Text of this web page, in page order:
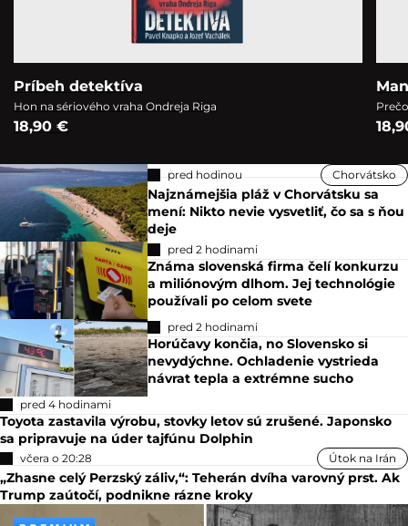
Príbeh detektíva
Hon na sériového vraha Ondreja Riga
18,90 €
pred hodinou Chorvátsko
Najznámejšia pláž v Chorvátsku sa
mení: Nikto nevie vysvetliť, čo sa s ňou
deje
pred 2 hodinami
Známa slovenská firma čelí konkurzu
a miliónovým dlhom. Jej technológie
používali po celom svete
pred 2 hodinami
Horúčavy končia, no Slovensko si
nevydýchne. Ochladenie vystrieda
návrat tepla a extrémne sucho
pred 4 hodinami
Toyota zastavila výrobu, stovky letov sú zrušené. Japonsko
sa pripravuje na úder tajfúnu Dolphin
včera o 20:28 Útok na Irán
„Zhasne celý Perzský záliv,“: Teherán dvíha varovný prst. Ak
Trump zaútočí, podnikne rázne kroky